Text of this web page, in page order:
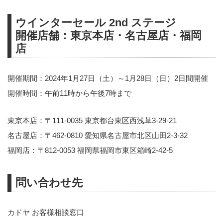
ウインターセール 2nd ステージ
開催店舗：東京本店・名古屋店・福岡
店
開催期間：2024年1月27日（土）～1月28日（日）2日間開催
開催時間：午前11時から午後7時まで
東京本店：〒111-0035 東京都台東区西浅草3-29-21
名古屋店：〒462-0810 愛知県名古屋市北区山田2-3-32
福岡店：〒812-0053 福岡県福岡市東区箱崎2-42-5
問い合わせ先
カドヤ お客様相談窓口